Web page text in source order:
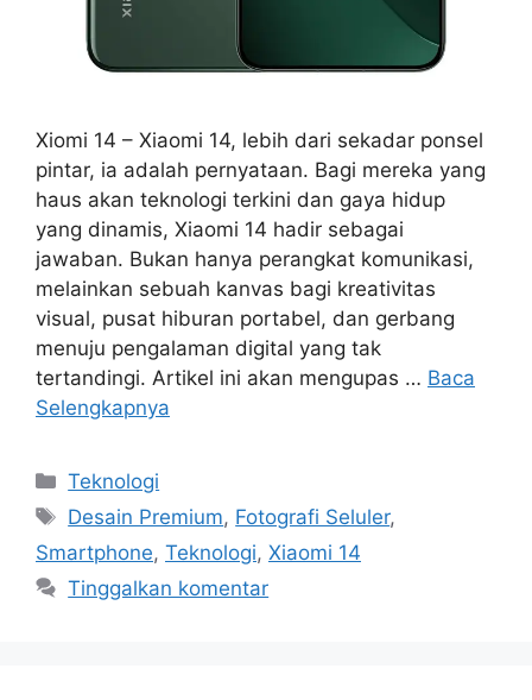
Xiomi 14 – Xiaomi 14, lebih dari sekadar ponsel
pintar, ia adalah pernyataan. Bagi mereka yang
haus akan teknologi terkini dan gaya hidup
yang dinamis, Xiaomi 14 hadir sebagai
jawaban. Bukan hanya perangkat komunikasi,
melainkan sebuah kanvas bagi kreativitas
visual, pusat hiburan portabel, dan gerbang
menuju pengalaman digital yang tak
tertandingi. Artikel ini akan mengupas … Baca
Selengkapnya
Kategori
Teknologi
Tag
Desain Premium, Fotografi Seluler,
Smartphone, Teknologi, Xiaomi 14
Tinggalkan komentar